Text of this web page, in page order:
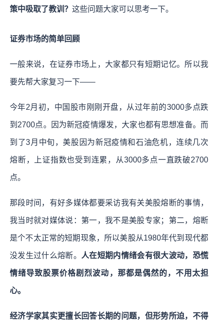
策中吸取了教训？ 这些问题大家可以思考一下。
证券市场的简单回顾
一般来说，在证券市场上，大家都只有短期记忆。所以我
要先帮大家复习一下——
今年2月初，中国股市刚刚开盘，从过年前的3000多点跌
到2700点。因为新冠疫情爆发，大家也都有思想准备。而
到了3月中旬，美股因为新冠疫情和石油危机，连续几次
熔断，上证指数也受到连累，从3000多点一直跌破2700
点。
那段时间，有好多媒体都要采访我有关美股熔断的事情，
我当时就对媒体说：第一，我不是美股专家；第二，熔断
是个不太正常的短期现象，所以美股从1980年代到现代都
没发生过什么熔断。 人在短期内情绪会有很大波动，恐慌
情绪导致股票价格剧烈波动，那都是偶然的，不用太担
心。
经济学家其实更擅长回答长期的问题，但形势所迫，不得